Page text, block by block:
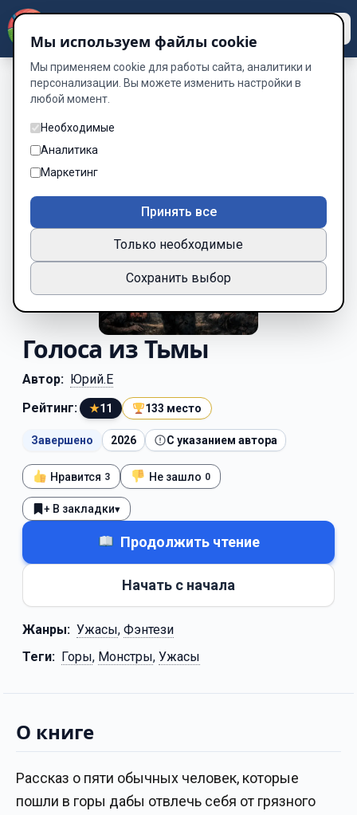
Голоса из Тьмы
Автор: Юрий.Е
Рейтинг:
★11 133 место
Завершено 2026 С указанием автора
Нравится 3 Не зашло 0
+ В закладки▾
Продолжить чтение
Начать с начала
Жанры: Ужасы, Фэнтези
Теги: Горы, Монстры, Ужасы
О книге
Рассказ о пяти обычных человек, которые
пошли в горы дабы отвлечь себя от грязного
Мы используем файлы cookie
Мы применяем cookie для работы сайта, аналитики и
персонализации. Вы можете изменить настройки в
любой момент.
Необходимые
Аналитика
Маркетинг
Принять все
Только необходимые
Сохранить выбор